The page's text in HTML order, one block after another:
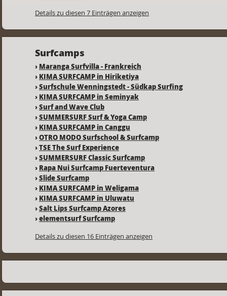
Details zu diesen 7 Einträgen anzeigen
Surfcamps
› Maranga Surfvilla - Frankreich
› KIMA SURFCAMP in Hiriketiya
›Surfschule Wenningstedt - Südkap Surfing
› KIMA SURFCAMP in Seminyak
›Surf and Wave Club
›SUMMERSURF Surf & Yoga Camp
› KIMA SURFCAMP in Canggu
›OTRO MODO Surfschool & Surfcamp
›TSE The Surf Experience
›SUMMERSURF Classic Surfcamp
› Rapa Nui Surfcamp Fuerteventura
›Slide Surfcamp
› KIMA SURFCAMP in Weligama
› KIMA SURFCAMP in Uluwatu
›Salt Lips Surfcamp Azores
›elementsurf Surfcamp
Details zu diesen 16 Einträgen anzeigen